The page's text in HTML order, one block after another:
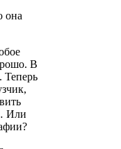
она
В
Теперь
Или